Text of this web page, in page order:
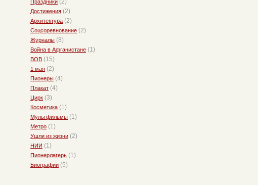
Праздники (2)
Достижения (2)
Архитектура (2)
Соцсоревнование (2)
Журналы (8)
Война в Афганистане (1)
ВОВ (15)
1 мая (2)
Пионеры (4)
Плакат (4)
Цирк (3)
Косметика (1)
Мультфильмы (1)
Метро (1)
Ушли из жизни (2)
НИИ (1)
Пионерлагерь (1)
Биографии (5)